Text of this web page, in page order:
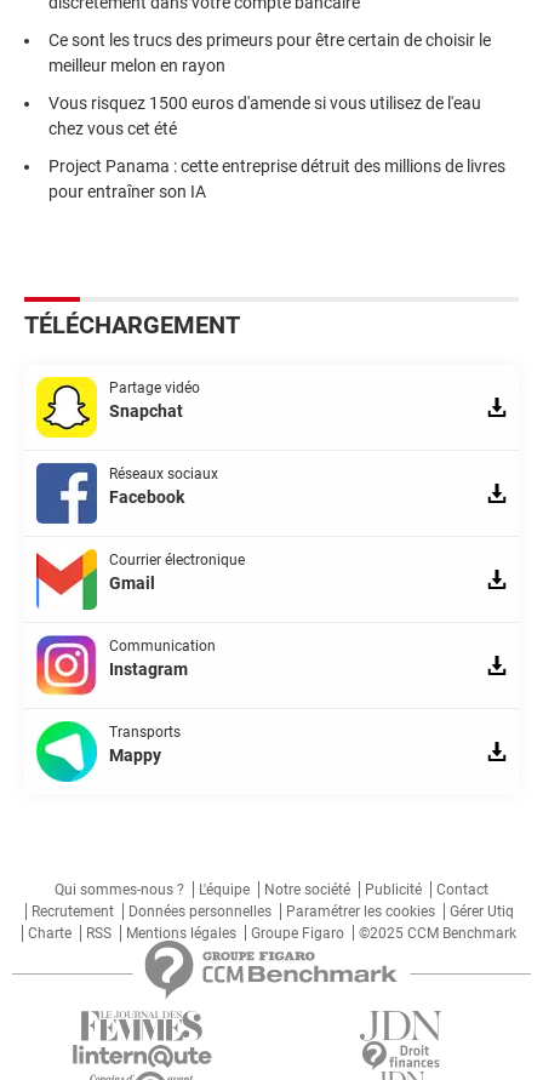
Ce sont les trucs des primeurs pour être certain de choisir le
meilleur melon en rayon
Vous risquez 1500 euros d'amende si vous utilisez de l'eau
chez vous cet été
Project Panama : cette entreprise détruit des millions de livres
pour entraîner son IA
TÉLÉCHARGEMENT
Partage vidéo
Snapchat
Réseaux sociaux
Facebook
Courrier électronique
Gmail
Communication
Instagram
Transports
Mappy
Qui sommes-nous ? L'équipe Notre société Publicité
Contact
Recrutement
Données personnelles Paramétrer les cookies
Gérer Utiq
Charte
RSS Mentions légales Groupe Figaro ©2025 CCM Benchmark